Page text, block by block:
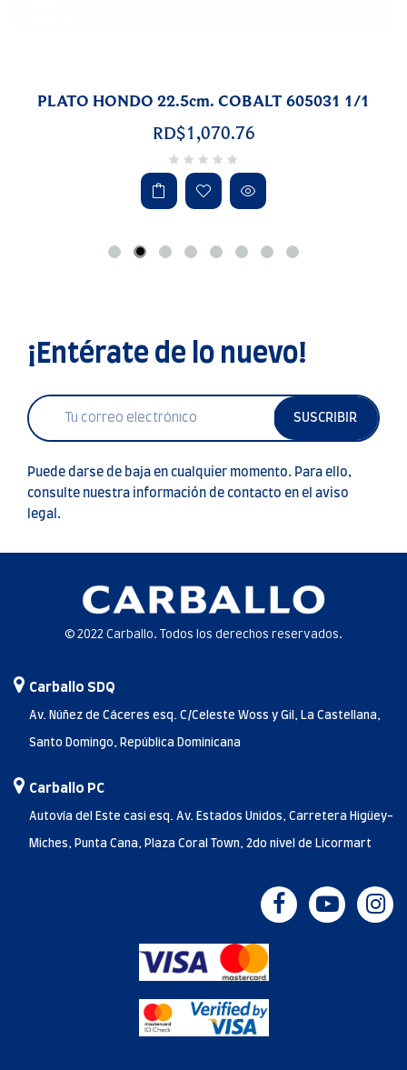
PLATO HONDO 22.5cm. COBALT 605031 1/1
RD$1,070.76
¡Entérate de lo nuevo!
SUSCRIBIR
Puede darse de baja en cualquier momento. Para ello,
consulte nuestra información de contacto en el aviso
legal.
© 2022 Carballo. Todos los derechos reservados.
Carballo SDQ
Av. Núñez de Cáceres esq. C/Celeste Woss y Gil, La Castellana,
Santo Domingo, República Dominicana
Carballo PC
Autovía del Este casi esq. Av. Estados Unidos, Carretera Higüey-
Miches, Punta Cana, Plaza Coral Town, 2do nivel de Licormart